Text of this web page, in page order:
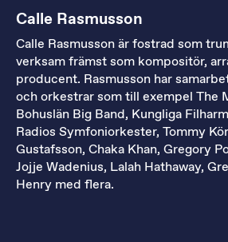
Calle Rasmusson
Calle Rasmusson är fostrad som
verksam främst som kompositör,
producent. Rasmusson har
och orkestrar som till exempel The
Bohuslän Big Band, Kungliga
Radios Symfoniorkester, Tommy
Gustafsson, Chaka Khan, Gregory
Jojje Wadenius, Lalah Hathaway,
Henry med flera.